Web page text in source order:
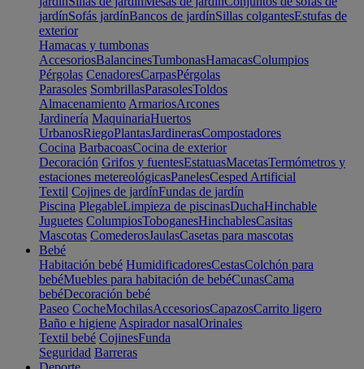
jardínSofás jardínBancos de jardínSillas colgantesEstufas de
exterior
Hamacas y tumbonas
AccesoriosBalancinesTumbonasHamacasColumpios
Pérgolas CenadoresCarpasPérgolas
Parasoles SombrillasParasolesToldos
Almacenamiento ArmariosArcones
Jardinería MaquinariaHuertos
UrbanosRiegoPlantasJardinerasCompostadores
Cocina BarbacoasCocina de exterior
Decoración Grifos y fuentesEstatuasMacetasTermómetros y
estaciones metereológicasPanelesCesped Artificial
Textil Cojines de jardínFundas de jardín
Piscina PlegableLimpieza de piscinasDuchaHinchable
Juguetes ColumpiosToboganesHinchablesCasitas
Mascotas ComederosJaulasCasetas para mascotas
Bebé
Habitación bebé HumidificadoresCestasColchón para
bebéMuebles para habitación de bebéCunasCama
bebéDecoración bebé
Paseo CocheMochilasAccesoriosCapazosCarrito ligero
Baño e higiene Aspirador nasalOrinales
Textil bebé CojinesFunda
Seguridad Barreras